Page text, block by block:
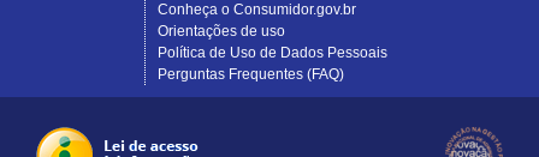
Conheça o Consumidor.gov.br
Orientações de uso
Política de Uso de Dados Pessoais
Perguntas Frequentes (FAQ)